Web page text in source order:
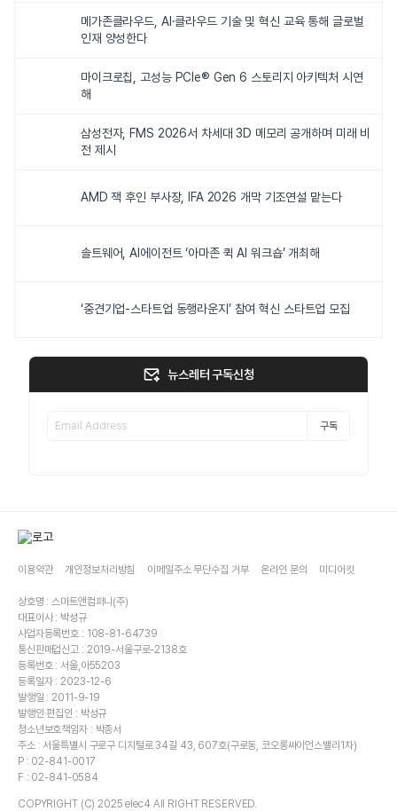
메가존클라우드, AI·클라우드 기술 및 혁신 교육 통해 글로벌
인재 양성한다
마이크로칩, 고성능 PCIe® Gen 6 스토리지 아키텍처 시연
해
삼성전자, FMS 2026서 차세대 3D 메모리 공개하며 미래 비
전 제시
AMD 잭 후인 부사장, IFA 2026 개막 기조연설 맡는다
솔트웨어, AI에이전트 ‘아마존 퀵 AI 워크숍’ 개최해
‘중견기업-스타트업 동행라운지’ 참여 혁신 스타트업 모집
뉴스레터 구독신청
구독
이용약관 개인정보처리방침 이메일주소 무단수집 거부 온라인 문의 미디어킷
상호명 : 스마트앤컴퍼니(주)
대표이사 : 박성규
사업자등록번호 : 108-81-64739
통신판매업신고 : 2019-서울구로-2138호
등록번호 : 서울,아55203
등록일자 : 2023-12-6
발행일 : 2011-9-19
발행인·편집인 : 박성규
청소년보호책임자 : 박종서
주소 : 서울특별시 구로구 디지털로 34길 43, 607호(구로동, 코오롱싸이언스밸리1차)
P : 02-841-0017
F : 02-841-0584
COPYRIGHT (C) 2025 elec4 All RIGHT RESERVED.